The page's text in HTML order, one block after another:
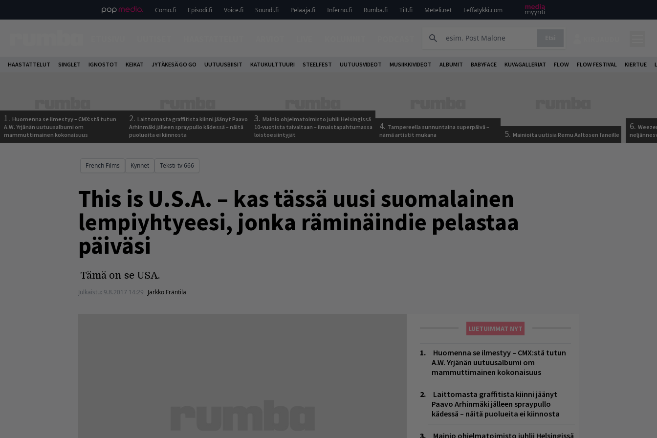
Como.fi Episodi.fi Voice.fi Soundi.fi Pelaaja.fi Inferno.fi Rumba.fi Tilt.fi Meteli.net Leffatykki.com
HAASTATTELUT SINGLET IGNOSTOT KEIKAT JYTÄKESÄ GO GO UUTUUSBIISIT KATUKULTTUURI STEELFEST UUTUUSVIDEOT MUSIIKKIVIDEOT ALBUMIT BABYFACE KUVAGALLERIAT FLOW FLOW FESTIVAL KIERTUE
1. Huomenna se ilmestyy – CMX:stä tutun
A.W. Yrjänän uutuusalbumi om
mammuttimainen kokonaisuus
2. Laittomasta graffitista kiinni jäänyt Paavo
Arhinmäki jälleen spraypullo kädessä – näitä
puolueita ei kiinnosta
3. Mainio ohjelmatoimisto juhlii Helsingissä
10-vuotista taivaltaan – ilmaistapahtumassa
loistoesiintyjät
4. Tampereella sunnuntaina superpäivä –
nämä artistit mukana
5. Mainioita uutisia Remu Aaltosen faneille
6.
French Films Kynnet Teksti-tv 666
This is U.S.A. – kas tässä uusi suomalainen
lempiyhtyeesi, jonka räminäindie pelastaa
päiväsi
Tämä on se USA.
Julkaistu: 9.8.2017 14:29 Jarkko Fräntilä
LUETUIMMAT NYT
Huomenna se ilmestyy – CMX:stä tutun
A.W. Yrjänän uutuusalbumi om
mammuttimainen kokonaisuus
Laittomasta graffitista kiinni jäänyt
Paavo Arhinmäki jälleen spraypullo
kädessä – näitä puolueita ei kiinnosta
Mainio ohjelmatoimisto juhlii Helsingissä